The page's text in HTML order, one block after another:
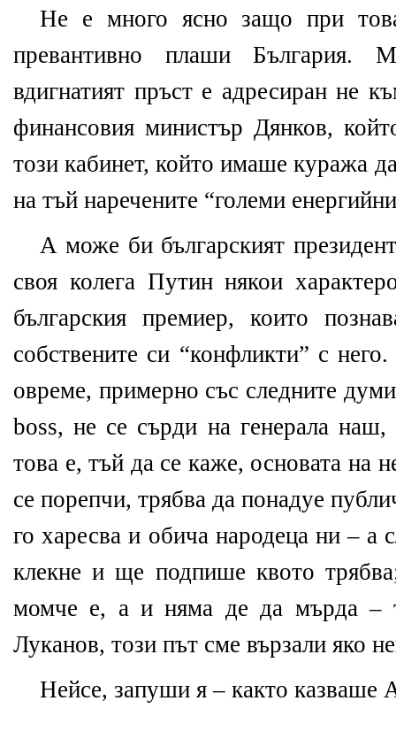
Не е много ясно защо при
превантивно плаши България.
вдигнатият пръст е адресиран не
финансовия министър Дянков,
този кабинет, който имаше куража
на тъй наречените “големи
А може би българският
своя колега Путин някои
българския премиер, които
собствените си “конфликти” с
овреме, примерно със следните
boss, не се сърди на генерала
това е, тъй да се каже, основата на
се порепчи, трябва да понадуе
го харесва и обича народеца ни – а
клекне и ще подпише квото
момче е, а и няма де да мърда –
Луканов, този път сме вързали яко
Нейсе, запуши я – както казваше